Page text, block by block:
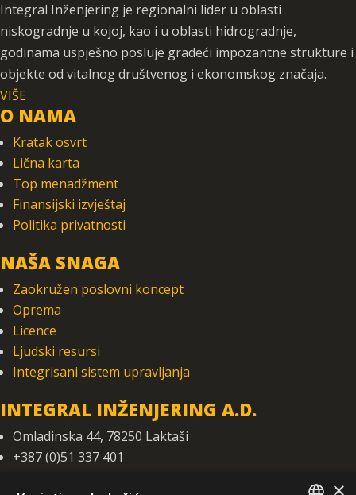
Integral Inženjering je regionalni lider u oblasti
niskogradnje u kojoj, kao i u oblasti hidrogradnje,
godinama uspješno posluje gradeći impozantne strukture i
objekte od vitalnog društvenog i ekonomskog značaja.
VIŠE
O NAMA
Kratak osvrt
Lična karta
Top menadžment
Finansijski izvještaj
Politika privatnosti
NAŠA SNAGA
Zaokružen poslovni koncept
Oprema
Licence
Ljudski resursi
Integrisani sistem upravljanja
INTEGRAL INŽENJERING A.D.
Omladinska 44, 78250 Laktaši
+387 (0)51 337 401
×